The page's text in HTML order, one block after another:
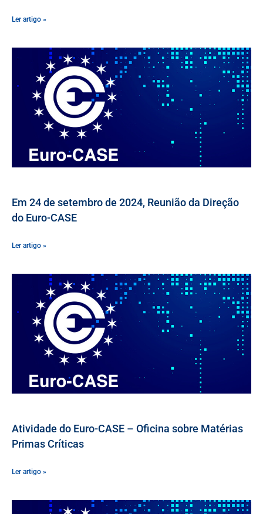
Ler artigo »
Em 24 de setembro de 2024, Reunião da Direção
do Euro-CASE
Ler artigo »
Atividade do Euro-CASE – Oficina sobre Matérias
Primas Críticas
Ler artigo »